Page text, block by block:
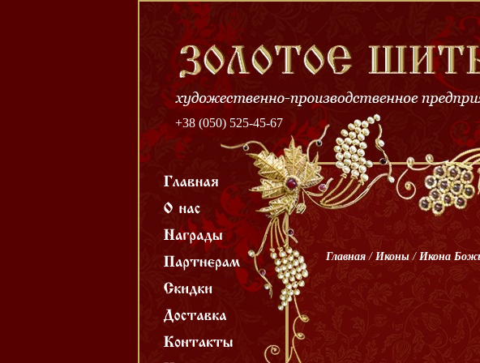
+38 (050) 525-45-67
Главная / Иконы / Икона